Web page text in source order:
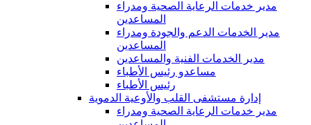
مدير خدمات الرعاية الصحية ومدراء
المساعدين
مدير الخدمات الدعم والجودة ومدراء
المساعدين
مدير الخدمات الفنية والمساعدين
مساعدو رئيس الأطباء
رئيس الأطباء
إدارة مستشفى القلب والأوعية الدموية
مدير خدمات الرعاية الصحية ومدراء